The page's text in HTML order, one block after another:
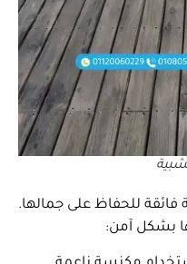
فائقة للحفاظ على جمالها.
بشكل آمن: